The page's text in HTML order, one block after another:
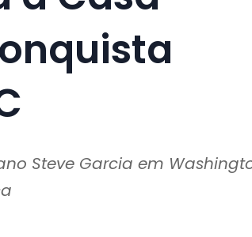
Steve Garcia em